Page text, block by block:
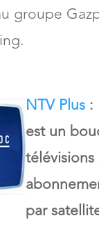
groupe
NTV Plus:
est un
télévisions
par